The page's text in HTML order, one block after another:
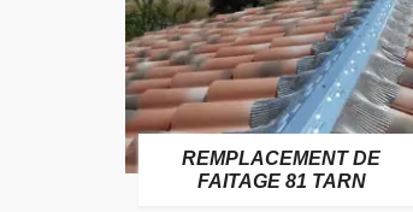
REMPLACEMENT DE
FAITAGE 81 TARN